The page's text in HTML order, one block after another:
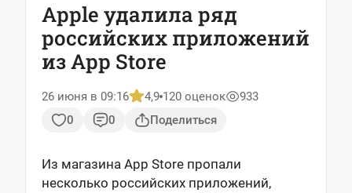
Apple удалила ряд
российских приложений
из App Store
26 июня в 09:16 4,9 120 оценок
933
0
0 Поделиться
Из магазина App Store пропали
несколько российских приложений,